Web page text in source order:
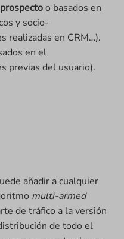
o basados en
y socio-
realizadas en CRM…).
en el
previas del usuario).
añadir a cualquier
multi-armed
de tráfico a la versión
de todo el